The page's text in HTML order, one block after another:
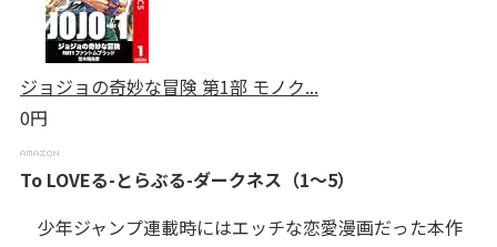
ジョジョの奇妙な冒険 第1部 モノク...
0円
To LOVEる-とらぶる-ダークネス（1～5）
少年ジャンプ連載時にはエッチな恋愛漫画だった本作